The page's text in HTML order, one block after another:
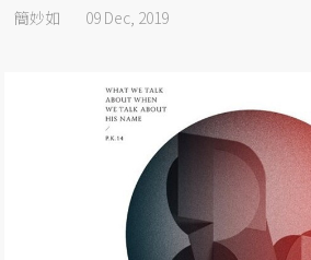
簡妙如 09 Dec, 2019